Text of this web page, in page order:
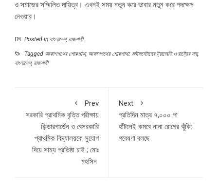
ও সমাজের সম্মিলিত দায়িত্ব। এখনই সময় নতুন করে ভাবার নতুন করে পদক্ষেপ
নেওয়ার।
Posted in বাংলাদেশ, রাজশাহী
Tagged আকাশপথের শোকগাথা, আকাশপথের শোকগাথা: মাইলস্টোনের ট্রাজেডি ও রাষ্ট্রের দায়,
বাংলাদেশ, রাজশাহী
Prev
সরকারি প্রাথমিক বৃত্তি পরীক্ষায়
কিন্ডারগার্ডেন ও বেসরকারি
প্রাথমিক বিদ্যালয়কে সুযোগ
দিয়ে সাম্য প্রতিষ্ঠা চাই ; মোঃ
মহসিন
Next
প্রতিদিন মাত্র ৭,০০০ পা
হাঁটলেই কমবে নানা রোগের ঝুঁকি:
গবেষণা বলছে